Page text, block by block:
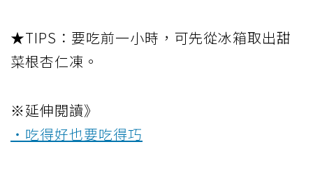
★TIPS：要吃前一小時，可先從冰箱取出甜
菜根杏仁凍。
※延伸閱讀》
‧吃得好也要吃得巧